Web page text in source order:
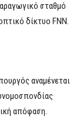
σταθμό
δίκτυο FNN.
αναμένεται
απόφαση.